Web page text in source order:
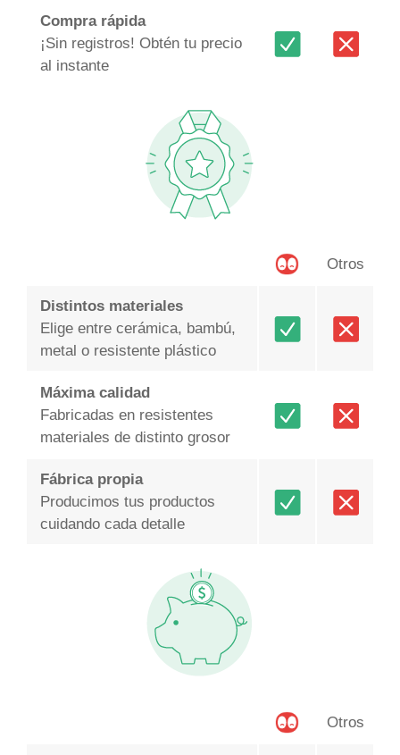
Compra rápida
¡Sin registros! Obtén tu precio
al instante
Otros
Distintos materiales
Elige entre cerámica, bambú,
metal o resistente plástico
Máxima calidad
Fabricadas en resistentes
materiales de distinto grosor
Fábrica propia
Producimos tus productos
cuidando cada detalle
Otros